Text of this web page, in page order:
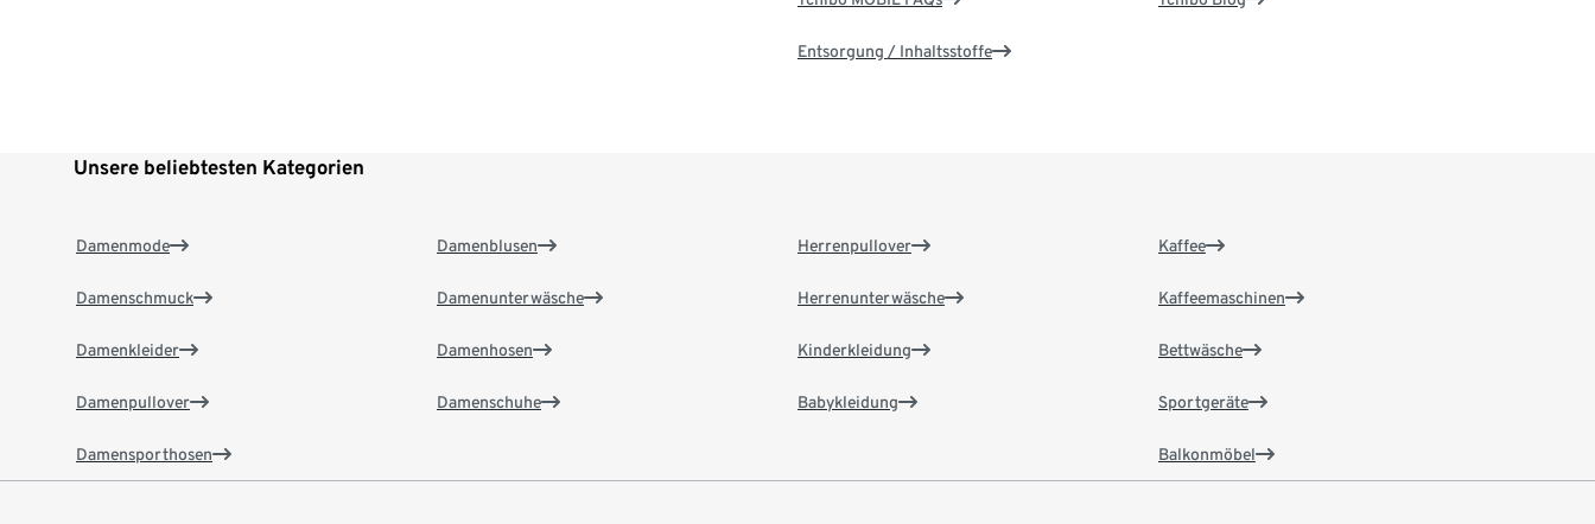
Entsorgung / Inhaltsstoffe
Unsere beliebtesten Kategorien
Damenmode
Damenschmuck
Damenkleider
Damenpullover
Damensporthosen
Damenblusen
Damenunterwäsche
Damenhosen
Damenschuhe
Herrenpullover
Herrenunterwäsche
Kinderkleidung
Babykleidung
Kaffee
Kaffeemaschinen
Bettwäsche
Sportgeräte
Balkonmöbel